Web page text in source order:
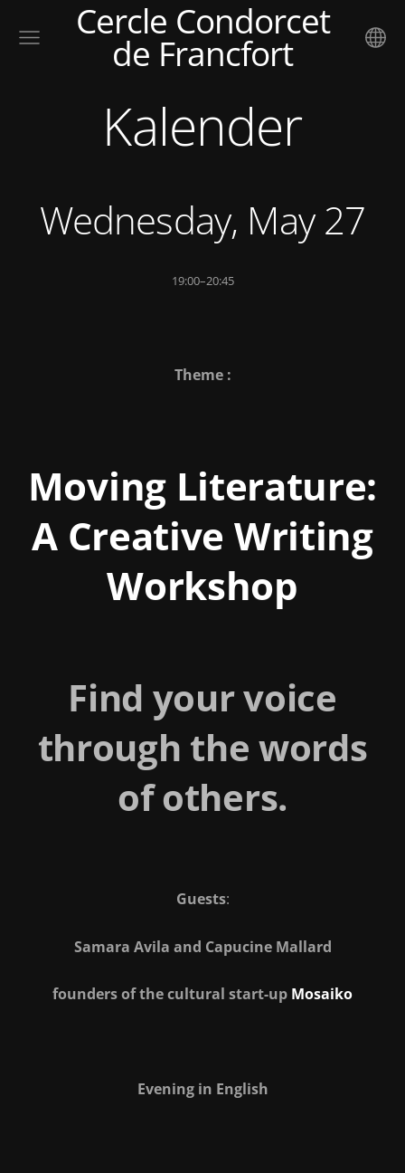
Cercle Condorcet
de Francfort
Kalender
Wednesday, May 27
19:00–20:45
Theme :
Moving Literature:
A Creative Writing
Workshop
Find your voice
through the words
of others.
Guests:
Samara Avila and Capucine Mallard
founders of the cultural start-up Mosaiko
Evening in English